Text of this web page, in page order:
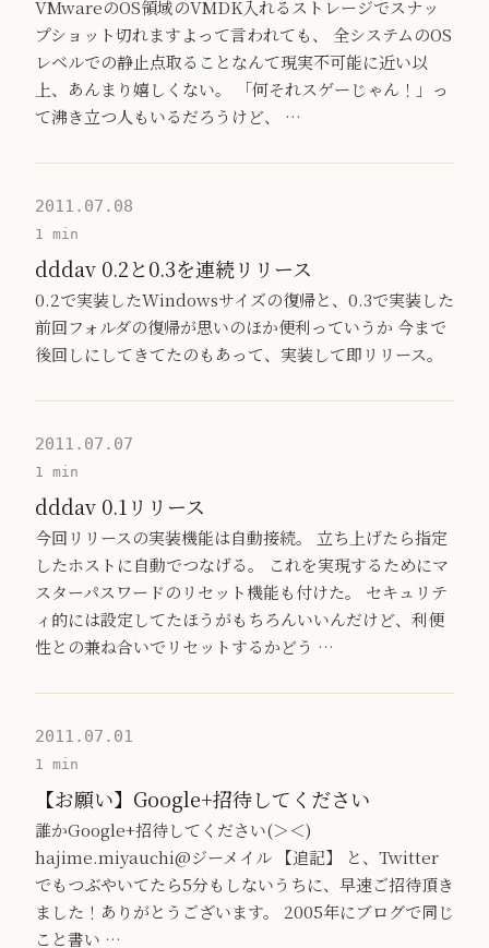
VMwareのOS領域のVMDK入れるストレージでスナッ
プショット切れますよって言われても、 全システムのOS
レベルでの静止点取ることなんて現実不可能に近い以
上、あんまり嬉しくない。 「何それスゲーじゃん！」っ
て沸き立つ人もいるだろうけど、 …
2011.07.08
1 min
dddav 0.2と0.3を連続リリース
0.2で実装したWindowsサイズの復帰と、0.3で実装した
前回フォルダの復帰が思いのほか便利っていうか 今まで
後回しにしてきてたのもあって、実装して即リリース。
2011.07.07
1 min
dddav 0.1リリース
今回リリースの実装機能は自動接続。 立ち上げたら指定
したホストに自動でつなげる。 これを実現するためにマ
スターパスワードのリセット機能も付けた。 セキュリテ
ィ的には設定してたほうがもちろんいいんだけど、利便
性との兼ね合いでリセットするかどう …
2011.07.01
1 min
【お願い】Google+招待してください
誰かGoogle+招待してください(＞＜)
hajime.miyauchi@ジーメイル 【追記】 と、Twitter
でもつぶやいてたら5分もしないうちに、早速ご招待頂き
ました！ありがとうございます。 2005年にブログで同じ
こと書い …